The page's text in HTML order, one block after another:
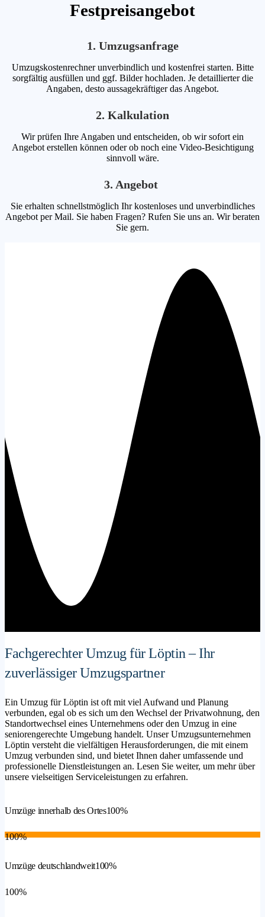
Festpreisangebot
1. Umzugsanfrage
Umzugskostenrechner unverbindlich und kostenfrei starten. Bitte
sorgfältig ausfüllen und ggf. Bilder hochladen. Je detaillierter die
Angaben, desto aussagekräftiger das Angebot.
2. Kalkulation
Wir prüfen Ihre Angaben und entscheiden, ob wir sofort ein
Angebot erstellen können oder ob noch eine Video-Besichtigung
sinnvoll wäre.
3. Angebot
Sie erhalten schnellstmöglich Ihr kostenloses und unverbindliches
Angebot per Mail. Sie haben Fragen? Rufen Sie uns an. Wir beraten
Sie gern.
Fachgerechter Umzug für Löptin – Ihr
zuverlässiger Umzugspartner
Ein Umzug für Löptin ist oft mit viel Aufwand und Planung
verbunden, egal ob es sich um den Wechsel der Privatwohnung, den
Standortwechsel eines Unternehmens oder den Umzug in eine
seniorengerechte Umgebung handelt. Unser Umzugsunternehmen
Löptin versteht die vielfältigen Herausforderungen, die mit einem
Umzug verbunden sind, und bietet Ihnen daher umfassende und
professionelle Dienstleistungen an. Lesen Sie weiter, um mehr über
unsere vielseitigen Serviceleistungen zu erfahren.
Umzüge innerhalb des Ortes100%
100%
Umzüge deutschlandweit100%
100%